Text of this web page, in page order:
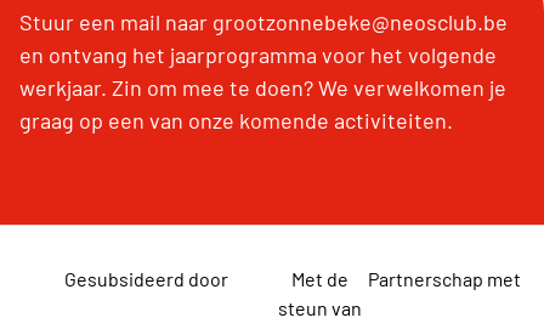
Stuur een mail naar grootzonnebeke@neosclub.be
en ontvang het jaarprogramma voor het volgende
werkjaar. Zin om mee te doen? We verwelkomen je
graag op een van onze komende activiteiten.
Gesubsideerd door
Met de
steun van
Partnerschap met